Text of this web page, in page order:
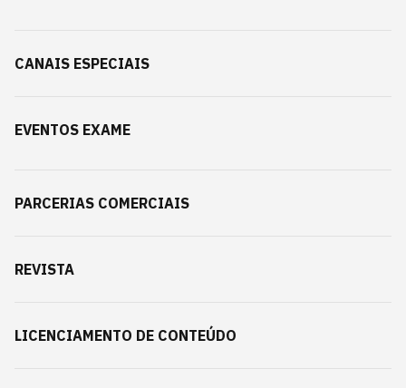
CANAIS ESPECIAIS
EVENTOS EXAME
PARCERIAS COMERCIAIS
REVISTA
LICENCIAMENTO DE CONTEÚDO